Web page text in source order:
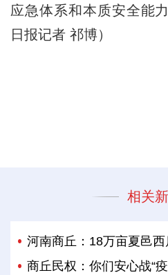
应急体系和本质安全能
日报记者 祁博）
相关
河南商丘：18万亩夏邑西
商丘民权：你们安心战“